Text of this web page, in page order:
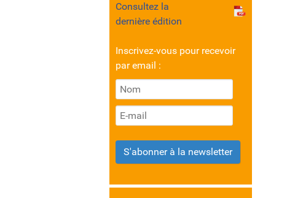
Consultez la
dernière édition
Inscrivez-vous pour recevoir
par email :
S'abonner à la newsletter